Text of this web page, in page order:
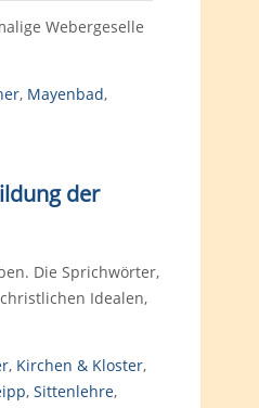
Webergeselle
, Mayenbad,
der
Die Sprichwörter,
Idealen,
, Kirchen & Kloster,
, Sittenlehre,